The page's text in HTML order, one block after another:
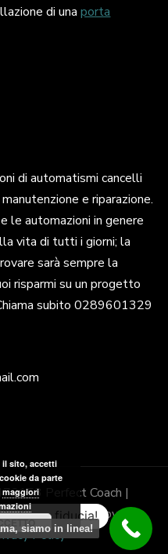
di unaporta
di automatismi cancelli
e riparazione.
le automazioni in genere
vita di tutti i giorni; la
sarà sempre la
risparmi su un progetto
subito 0289601329
Perfect Coach |
. Powered by
Policy
con fiducia!
siamo in linea!
sito, accetti
da parte
maggiori